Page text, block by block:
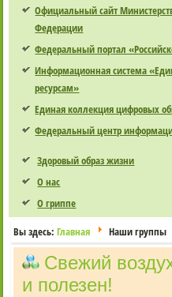
Официальный сайт
Федерации
Федеральный портал
Информационная система
ресурсам»
Единая коллекция цифровых
Федеральный центр
Здоровый образ жизни
О нас
О гриппе
Вы здесь:Главная Наши группы
Cвежий
и полезен!